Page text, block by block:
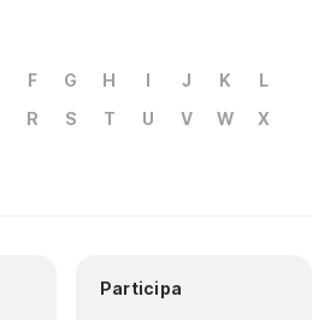
F G H I J K
L
R S T U V W
X
Participa